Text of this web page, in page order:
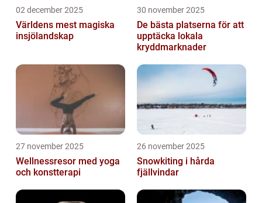
02 december 2025
Världens mest magiska
insjölandskap
30 november 2025
De bästa platserna för att
upptäcka lokala
kryddmarknader
27 november 2025
Wellnessresor med yoga
och konstterapi
26 november 2025
Snowkiting i hårda
fjällvindar